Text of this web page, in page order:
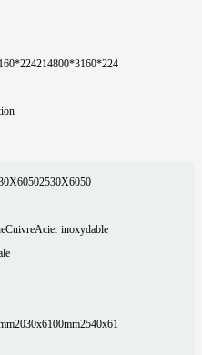
14800*3160*224
2530X6050
CuivreAcier inoxydable
2030x6100mm2540x61